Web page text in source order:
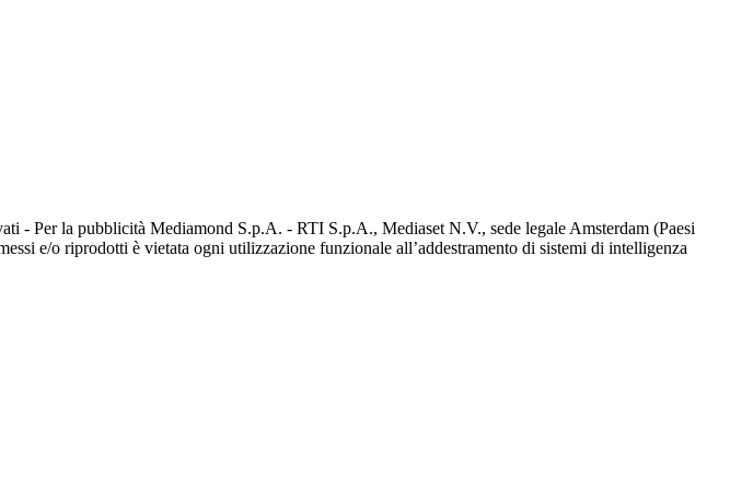
- Per la pubblicità Mediamond S.p.A. - RTI S.p.A., Mediaset N.V., sede legale Amsterdam (Paesi
e/o riprodotti è vietata ogni utilizzazione funzionale all’addestramento di sistemi di intelligenza